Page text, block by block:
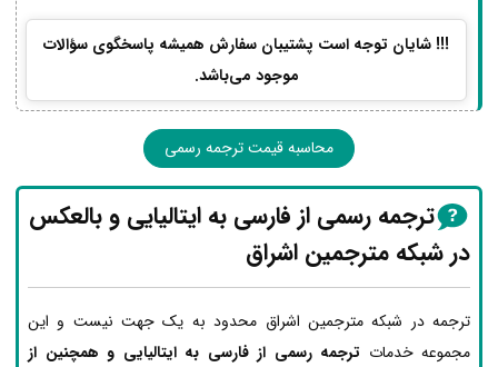
!!! شایان توجه است پشتیبان سفارش همیشه پاسخگوی سؤالات
موجود می‌باشد.
محاسبه قیمت ترجمه رسمی
ترجمه رسمی از فارسی به ایتالیایی و بالعکس
در شبکه مترجمین اشراق
ترجمه در شبکه مترجمین اشراق محدود به یک جهت نیست و این
مجموعه خدمات ترجمه رسمی از فارسی به ایتالیایی و همچنین از